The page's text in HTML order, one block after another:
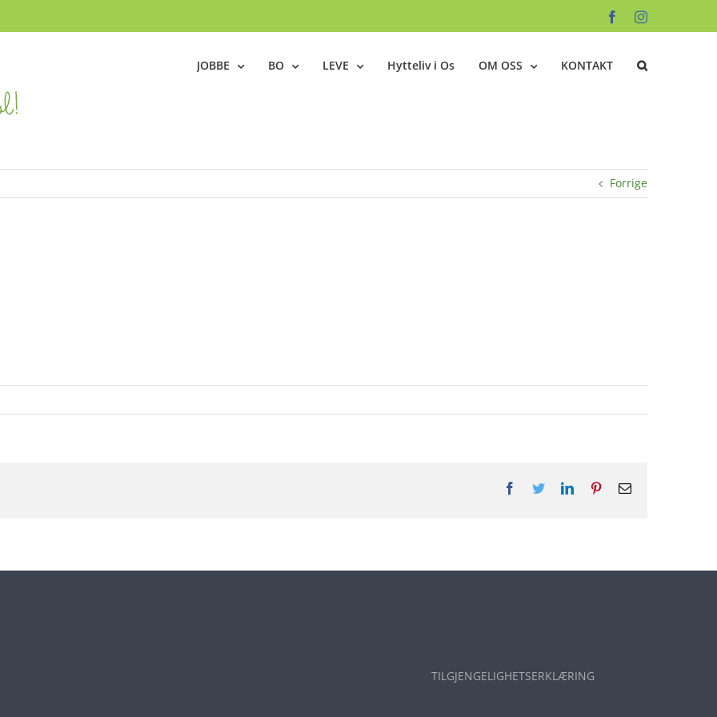
FacebookInstagram
JOBBE BO LEVE Hytteliv i Os OM OSS KONTAKT
Forrige
Facebook
TwitterLinkedInPinterest
E-
TILGJENGELIGHETSERKLÆRING